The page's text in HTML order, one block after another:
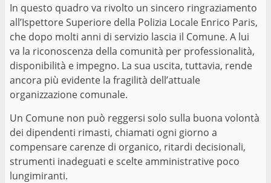
In questo quadro va rivolto un sincero ringraziamento
all’Ispettore Superiore della Polizia Locale Enrico Paris,
che dopo molti anni di servizio lascia il Comune. A lui
va la riconoscenza della comunità per professionalità,
disponibilità e impegno. La sua uscita, tuttavia, rende
ancora più evidente la fragilità dell’attuale
organizzazione comunale.
Un Comune non può reggersi solo sulla buona volontà
dei dipendenti rimasti, chiamati ogni giorno a
compensare carenze di organico, ritardi decisionali,
strumenti inadeguati e scelte amministrative poco
lungimiranti.